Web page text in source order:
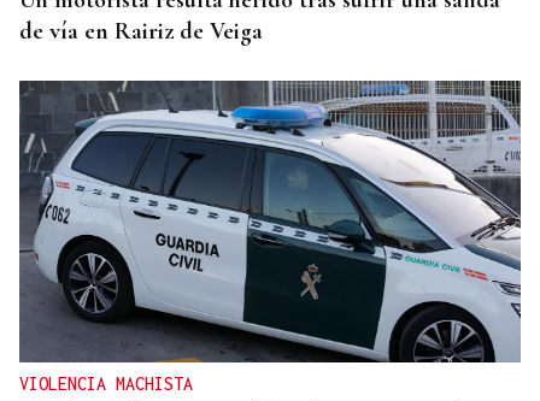
de vía en Rairiz de Veiga
VIOLENCIA MACHISTA